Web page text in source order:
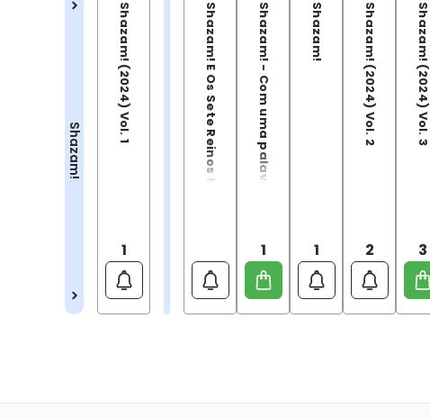
Shazam!
Shazam! (2024) Vol. 1
1
Shazam! E Os Sete Reinos MágicosShazam! - Com uma palavra mágica
1
Shazam!
1
Shazam! (2024) Vol. 2
2
Shazam! (2024) Vol. 3
3